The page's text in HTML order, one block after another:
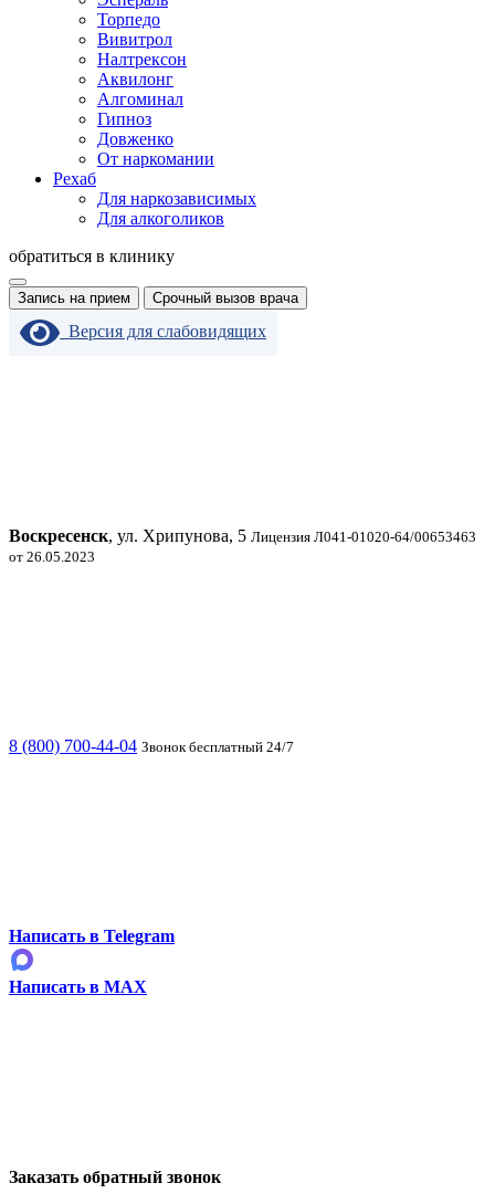
Торпедо
Вивитрол
Налтрексон
Аквилонг
Алгоминал
Гипноз
Довженко
От наркомании
Рехаб
Для наркозависимых
Для алкоголиков
обратиться в клинику
Запись на прием Срочный вызов врача
Версия для слабовидящих
Воскресенск, ул. Хрипунова, 5 Лицензия Л041-01020-64/00653463
от 26.05.2023
8 (800) 700-44-04 Звонок бесплатный 24/7
Написать в Telegram
Написать в MAX
Заказать обратный звонок